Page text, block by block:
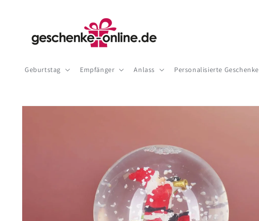
Geburtstag Empfänger Anlass Personalisierte Geschenke
Zu